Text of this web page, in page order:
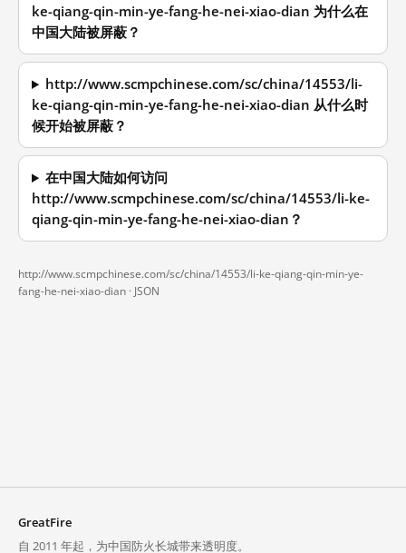
ke-qiang-qin-min-ye-fang-he-nei-xiao-dian 为什么在
中国大陆被屏蔽？
http://www.scmpchinese.com/sc/china/14553/li-
ke-qiang-qin-min-ye-fang-he-nei-xiao-dian 从什么时
候开始被屏蔽？
在中国大陆如何访问
http://www.scmpchinese.com/sc/china/14553/li-ke-
qiang-qin-min-ye-fang-he-nei-xiao-dian？
http://www.scmpchinese.com/sc/china/14553/li-ke-qiang-qin-min-ye-
fang-he-nei-xiao-dian · JSON
GreatFire
自 2011 年起，为中国防火长城带来透明度。